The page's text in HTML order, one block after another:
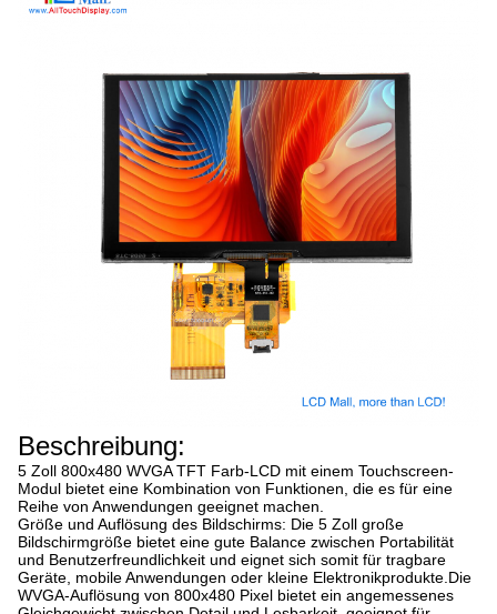
Beschreibung:
5 Zoll 800x480 WVGA TFT Farb-LCD mit einem Touchscreen-
Modul bietet eine Kombination von Funktionen, die es für eine
Reihe von Anwendungen geeignet machen.
Größe und Auflösung des Bildschirms: Die 5 Zoll große
Bildschirmgröße bietet eine gute Balance zwischen Portabilität
und Benutzerfreundlichkeit und eignet sich somit für tragbare
Geräte, mobile Anwendungen oder kleine Elektronikprodukte.Die
WVGA-Auflösung von 800x480 Pixel bietet ein angemessenes